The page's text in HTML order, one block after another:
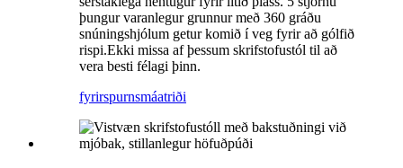
þungur varanlegur grunnur með 360 gráðu
snúningshjólum getur komið í veg fyrir að gólfið
rispi.Ekki missa af þessum skrifstofustól til að
vera besti félagi þinn.
fyrirspurnsmáatriði